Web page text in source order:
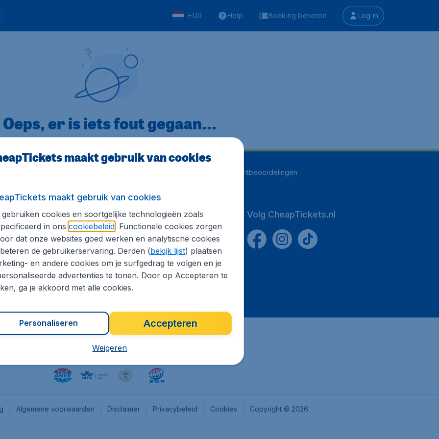
EUR Help Boeking beheren Log in
Oeps, er is iets fout gegaan...
klantbeoordelingen
informatie
pers
Internationale sites
CheapTickets.be
Flugladen.de
CheapTickets.ch
CheapTickets.sg
Volg CheapTickets.nl
Algemene voorwaarden Disclaimer Privacybeleid Cookies Copyright © 2026
maakt gebruik van cookies
maakt gebruik van cookies
gebruiken cookies en soortgelijke technologieën zoals
in ons cookiebeleid. Functionele cookies zorgen
dat onze websites goed werken en analytische cookies
de gebruikerservaring. Derden (bekijk lijst) plaatsen
en andere cookies om je surfgedrag te volgen en je
advertenties te tonen. Door op Accepteren te
ga je akkoord met alle cookies.
Accepteren
Personaliseren
Weigeren